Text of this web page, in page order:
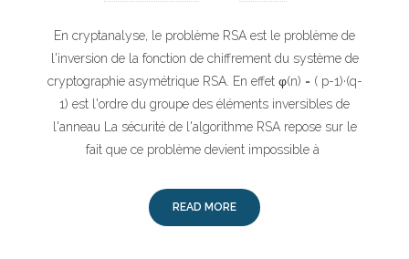
En cryptanalyse, le problème RSA est le problème de
l'inversion de la fonction de chiffrement du système de
cryptographie asymétrique RSA. En effet φ(n) = ( p-1)·(q-
1) est l'ordre du groupe des éléments inversibles de
l'anneau La sécurité de l'algorithme RSA repose sur le
fait que ce problème devient impossible à
READ MORE